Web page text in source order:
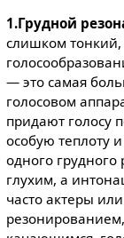
1.Грудной
слишком тонкий,
— это самая
голосовом
придают голосу
особую теплоту
одного грудного
глухим, а
часто актеры